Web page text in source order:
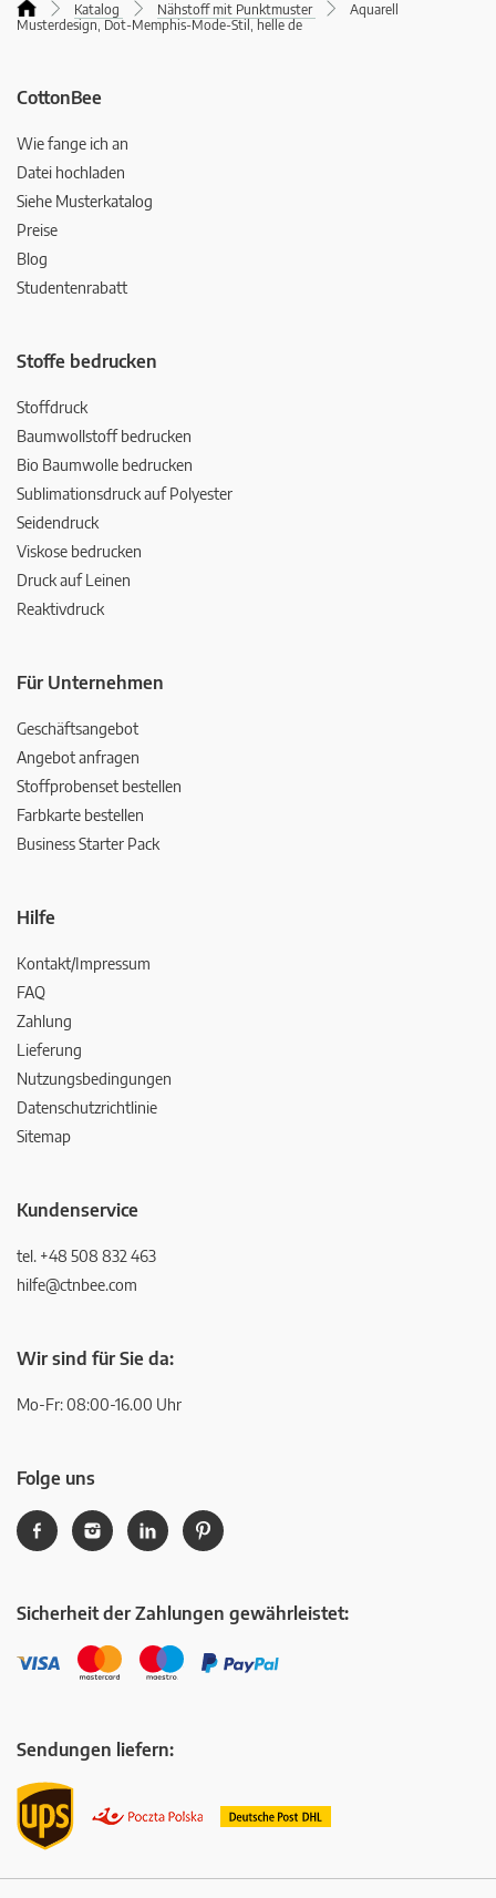
Katalog Nähstoff mit Punktmuster
Aquarell
Musterdesign, Dot-Memphis-Mode-Stil, helle de
CottonBee
Wie fange ich an
Datei hochladen
Siehe Musterkatalog
Preise
Blog
Studentenrabatt
Stoffe bedrucken
Stoffdruck
Baumwollstoff bedrucken
Bio Baumwolle bedrucken
Sublimationsdruck auf Polyester
Seidendruck
Viskose bedrucken
Druck auf Leinen
Reaktivdruck
Für Unternehmen
Geschäftsangebot
Angebot anfragen
Stoffprobenset bestellen
Farbkarte bestellen
Business Starter Pack
Hilfe
Kontakt/Impressum
FAQ
Zahlung
Lieferung
Nutzungsbedingungen
Datenschutzrichtlinie
Sitemap
Kundenservice
tel. +48 508 832 463
hilfe@ctnbee.com
Wir sind für Sie da:
Mo-Fr: 08:00-16.00 Uhr
Folge uns
Sicherheit der Zahlungen gewährleistet:
Sendungen liefern: